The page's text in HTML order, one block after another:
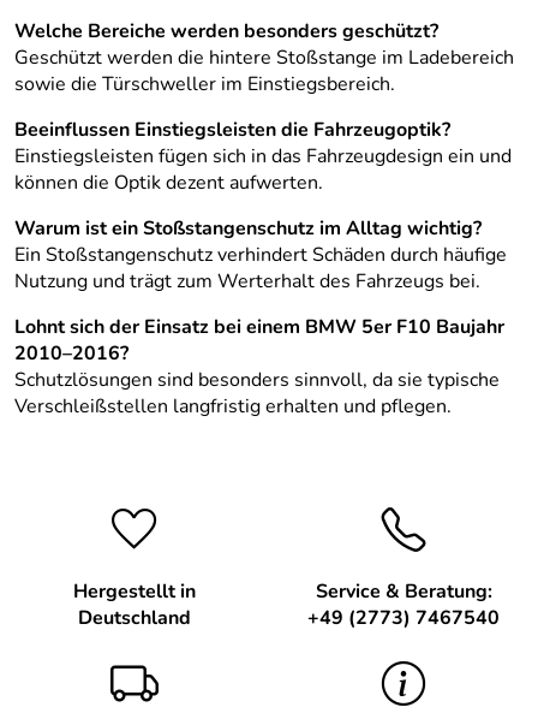
Welche Bereiche werden besonders geschützt?
Geschützt werden die hintere Stoßstange im Ladebereich
sowie die Türschweller im Einstiegsbereich.
Beeinflussen Einstiegsleisten die Fahrzeugoptik?
Einstiegsleisten fügen sich in das Fahrzeugdesign ein und
können die Optik dezent aufwerten.
Warum ist ein Stoßstangenschutz im Alltag wichtig?
Ein Stoßstangenschutz verhindert Schäden durch häufige
Nutzung und trägt zum Werterhalt des Fahrzeugs bei.
Lohnt sich der Einsatz bei einem BMW 5er F10 Baujahr
2010–2016?
Schutzlösungen sind besonders sinnvoll, da sie typische
Verschleißstellen langfristig erhalten und pflegen.
Hergestellt in
Deutschland
Service & Beratung:
+49 (2773) 7467540